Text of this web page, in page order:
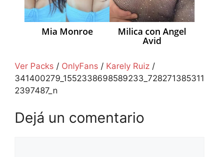
Mia Monroe Milica con Angel
Avid
Ver Packs / OnlyFans / Karely Ruiz /
341400279_1552338698589233_728271385311
2397487_n
Dejá un comentario